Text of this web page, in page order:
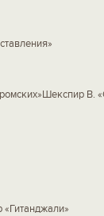
В.
«Гитанджали»